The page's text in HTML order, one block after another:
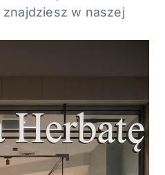
znajdziesz w naszej